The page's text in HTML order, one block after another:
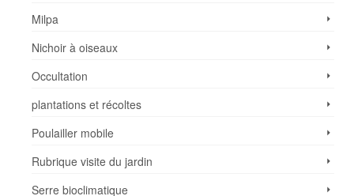
Milpa
Nichoir à oiseaux
Occultation
plantations et récoltes
Poulailler mobile
Rubrique visite du jardin
Serre bioclimatique